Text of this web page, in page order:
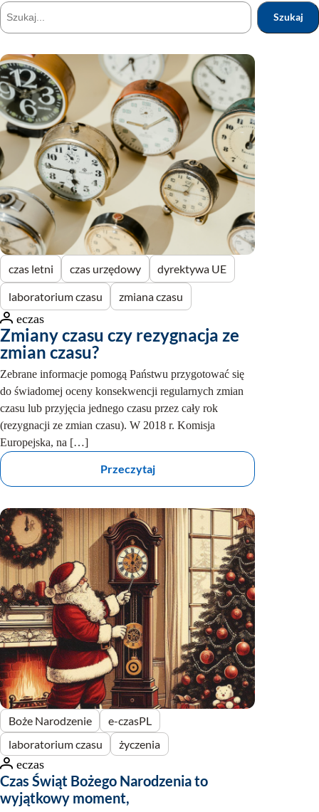
Szukaj
Szukaj
czas letni czas urzędowy dyrektywa UE
laboratorium czasu zmiana czasu
eczas
Zmiany czasu czy rezygnacja ze
zmian czasu?
Zebrane informacje pomogą Państwu przygotować się
do świadomej oceny konsekwencji regularnych zmian
czasu lub przyjęcia jednego czasu przez cały rok
(rezygnacji ze zmian czasu). W 2018 r. Komisja
Europejska, na […]
Przeczytaj:
Z
i
a
c
a
u
z
y
e
z
y
Boże Narodzenie
e-czasPL
laboratorium czasu
życzenia
eczas
Czas Świąt Bożego Narodzenia to
wyjątkowy moment,